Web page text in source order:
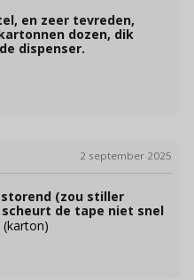
en zeer tevreden,
dozen, dik
dispenser.
2 september 2025
(zou stiller
de tape niet snel
(karton)